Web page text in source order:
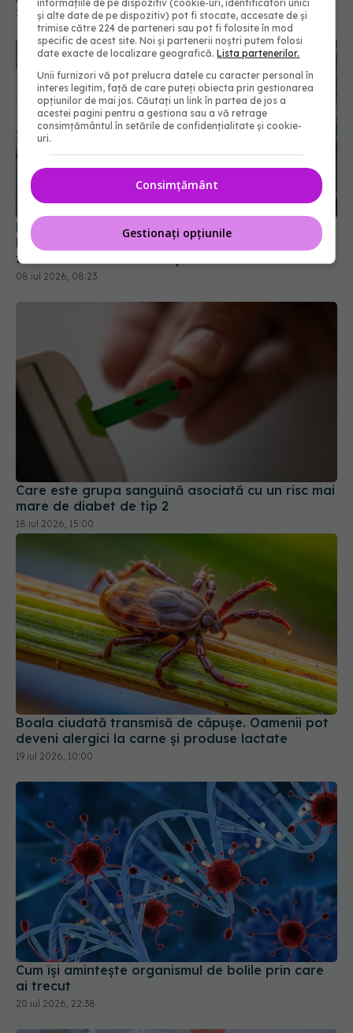
Ministerul Sănătății schimbă regulile în spitale.
Proiectul care vizează infecțiile nosocomiale a
08 iul 2026, 08:23
Care este grupa sanguină asociată cu un risc mai
mare de diabet de tip 2
18 iul 2026, 15:00
Boala ciudată transmisă de căpușe. Oamenii pot
deveni alergici la carne și produse lactate
19 iul 2026, 10:00
Cum își amintește organismul de bolile prin care
ai trecut
20 iul 2026, 22:38
informațiile de pe dispozitiv (cookie-uri, identificatori unici
și alte date de pe dispozitiv) pot fi stocate, accesate de și
trimise către 224 de parteneri sau pot fi folosite în mod
specific de acest site. Noi și partenerii noștri putem folosi
date exacte de localizare geografică.Lista partenerilor.
Unii furnizori vă pot prelucra datele cu caracter personal în
interes legitim, față de care puteți obiecta prin gestionarea
opțiunilor de mai jos. Căutați un link în partea de jos a
acestei pagini pentru a gestiona sau a vă retrage
consimțământul în setările de confidențialitate și cookie-
uri.
Consimțământ
Gestionați opțiunile